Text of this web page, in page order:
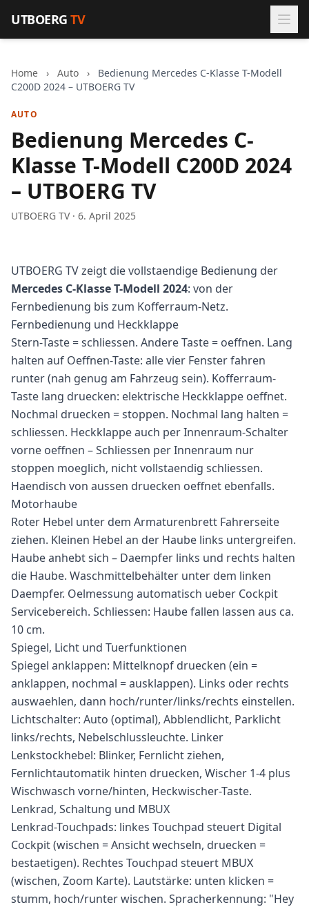
UTBOERGTV
Home › Auto ›
Bedienung Mercedes C-Klasse T-Modell
C200D 2024 – UTBOERG TV
AUTO
Bedienung Mercedes C-
Klasse T-Modell C200D 2024
– UTBOERG TV
UTBOERG TV · 6. April 2025
UTBOERG TV zeigt die vollstaendige Bedienung der
Mercedes C-Klasse T-Modell 2024: von der
Fernbedienung bis zum Kofferraum-Netz.
Fernbedienung und Heckklappe
Stern-Taste = schliessen. Andere Taste = oeffnen. Lang
halten auf Oeffnen-Taste: alle vier Fenster fahren
runter (nah genug am Fahrzeug sein). Kofferraum-
Taste lang druecken: elektrische Heckklappe oeffnet.
Nochmal druecken = stoppen. Nochmal lang halten =
schliessen. Heckklappe auch per Innenraum-Schalter
vorne oeffnen – Schliessen per Innenraum nur
stoppen moeglich, nicht vollstaendig schliessen.
Haendisch von aussen druecken oeffnet ebenfalls.
Motorhaube
Roter Hebel unter dem Armaturenbrett Fahrerseite
ziehen. Kleinen Hebel an der Haube links untergreifen.
Haube anhebt sich – Daempfer links und rechts halten
die Haube. Waschmittelbehälter unter dem linken
Daempfer. Oelmessung automatisch ueber Cockpit
Servicebereich. Schliessen: Haube fallen lassen aus ca.
10 cm.
Spiegel, Licht und Tuerfunktionen
Spiegel anklappen: Mittelknopf druecken (ein =
anklappen, nochmal = ausklappen). Links oder rechts
auswaehlen, dann hoch/runter/links/rechts einstellen.
Lichtschalter: Auto (optimal), Abblendlicht, Parklicht
links/rechts, Nebelschlussleuchte. Linker
Lenkstockhebel: Blinker, Fernlicht ziehen,
Fernlichtautomatik hinten druecken, Wischer 1-4 plus
Wischwasch vorne/hinten, Heckwischer-Taste.
Lenkrad, Schaltung und MBUX
Lenkrad-Touchpads: linkes Touchpad steuert Digital
Cockpit (wischen = Ansicht wechseln, druecken =
bestaetigen). Rechtes Touchpad steuert MBUX
(wischen, Zoom Karte). Lautstärke: unten klicken =
stumm, hoch/runter wischen. Spracherkennung: "Hey